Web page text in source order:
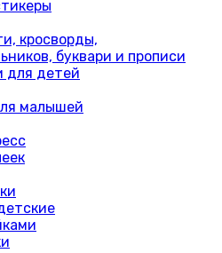
кросворды,
буквари и прописи
для детей
малышей